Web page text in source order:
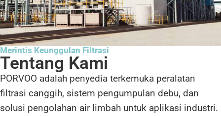
Merintis Keunggulan Filtrasi
Tentang Kami
PORVOO adalah penyedia terkemuka peralatan
filtrasi canggih, sistem pengumpulan debu, dan
solusi pengolahan air limbah untuk aplikasi industri.